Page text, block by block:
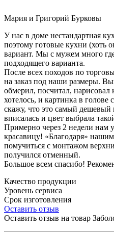
Мария и Григорий Бурковы
У нас в доме нестандартная
поэтому готовые кухни (хоть
вариант. Мы с мужем много
подходящего варианта.
После всех походов по
на заказ под наши размеры.
обмерил, посчитал,
хотелось, и картинка в голове
скажу, что это самый дешевый
вписалась и цвет выбрала
Примерно через 2 недели нам
красавицу! «Благодаря»
помучиться с монтажом
получился отменный.
Большое всем спасибо!
Качество продукции
Уровень сервиса
Срок изготовления
Оставить отзыв
Оставить отзыв на товар